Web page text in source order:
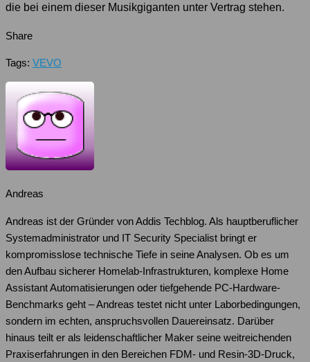
die bei einem dieser Musikgiganten unter Vertrag stehen.
Share
Tags: VEVO
Andreas
Andreas ist der Gründer von Addis Techblog. Als hauptberuflicher
Systemadministrator und IT Security Specialist bringt er
kompromisslose technische Tiefe in seine Analysen. Ob es um
den Aufbau sicherer Homelab-Infrastrukturen, komplexe Home
Assistant Automatisierungen oder tiefgehende PC-Hardware-
Benchmarks geht – Andreas testet nicht unter Laborbedingungen,
sondern im echten, anspruchsvollen Dauereinsatz. Darüber
hinaus teilt er als leidenschaftlicher Maker seine weitreichenden
Praxiserfahrungen in den Bereichen FDM- und Resin-3D-Druck,